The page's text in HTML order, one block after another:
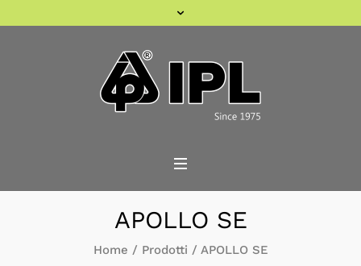
APOLLO SE
Home / Prodotti / APOLLO SE